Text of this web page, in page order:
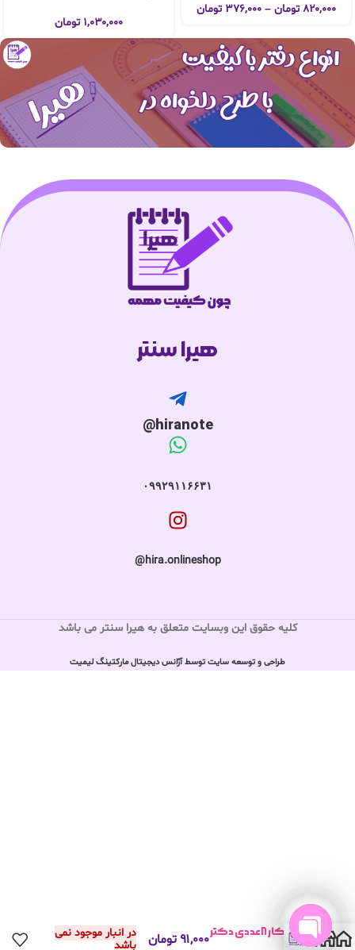
۸۲۰,۰۰۰ تومان – ۳۷۶,۰۰۰ تومان
۱,۰۳۰,۰۰۰ تومان
هیرا سنتر
hiranote@
۰۹۹۲۹۱۱۶۶۳۱
hira.onlineshop@
کلیه حقوق این وبسایت متعلق به هیرا سنتر می باشد
طراحی و توسعه سایت توسط آژانس دیجیتال مارکتینگ لیمیت
خودکار ۸عددی دکتر
پنتر
۹۱,۰۰۰ تومان
در انبار موجود نمی
باشد
0